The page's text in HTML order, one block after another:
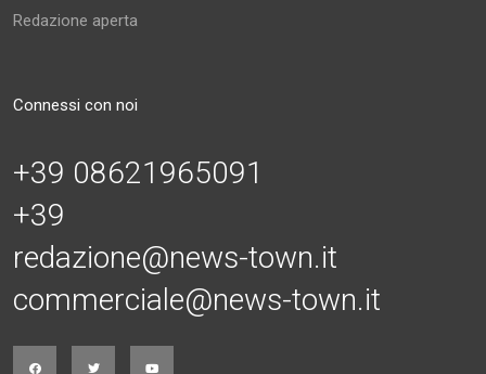
Redazione aperta
Connessi con noi
+39 08621965091
+39
redazione@news-town.it
commerciale@news-town.it